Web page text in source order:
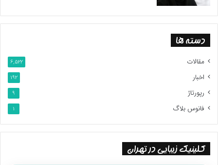
دسته ها
مقالات 6,522
اخبار 192
رپورتاژ 9
فانوس بلاگ 1
کلینیک زیبایی در تهران